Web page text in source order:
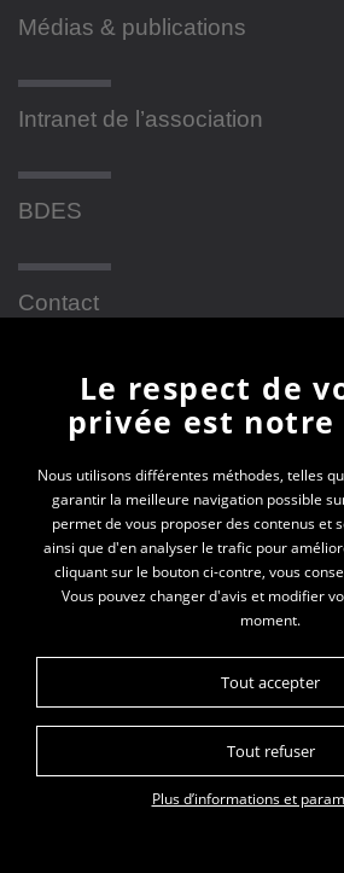
Médias & publications
Intranet de l’association
BDES
Contact
Newsletter
En vous inscrivant à la
toutes les actualités des PEP 69
Votre e-mail*
Le respect de
privée est
Nous utilisons différentes méthodes, telles
garantir la meilleure navigation possible
permet de vous proposer des contenus et
ainsi que d'en analyser le trafic pour
cliquant sur le bouton ci-contre, vous
Vous pouvez changer d'avis et modifier
moment.
Tout accepter
Tout refuser
Plus d’informations et